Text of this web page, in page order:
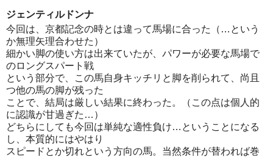
ジェンティルドンナ
今回は、京都記念の時とは違って馬場に合った（…という
か無理矢理合わせた）
細かい脚の使い方は出来ていたが、パワーが必要な馬場で
のロングスパート戦
という部分で、この馬自身キッチリと脚を削られて、尚且
つ他の馬の脚が残った
ことで、結局は厳しい結果に終わった。（この点は個人的
に認識が甘過ぎた…）
どちらにしても今回は単純な適性負け…ということになる
し、本質的にはやはり
スピードとか切れという方向の馬。当然条件が替われば巻